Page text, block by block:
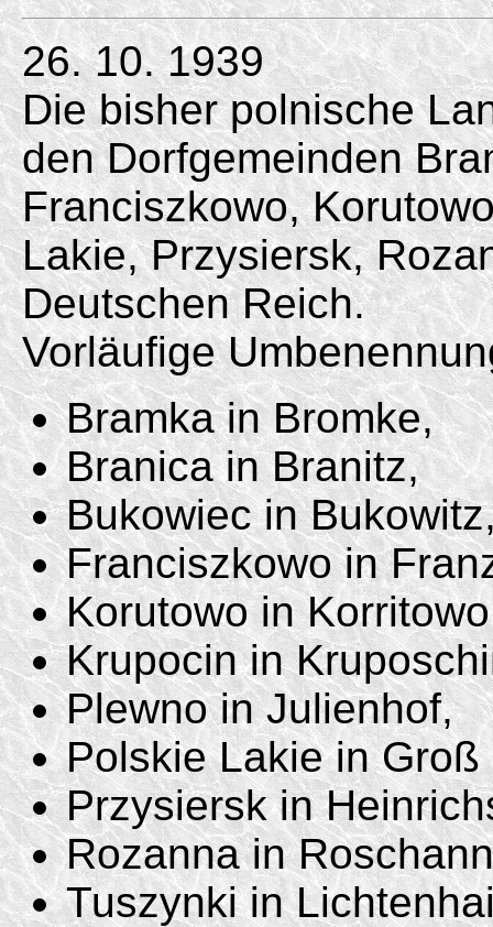
26. 10. 1939
Die bisher polnische
den Dorfgemeinden
Franciszkowo,
Lakie, Przysiersk,
Deutschen Reich.
Vorläufige
Bramka in Bromke,
Branica in Branitz,
Bukowiec in
Franciszkowo in
Korutowo in
Krupocin in
Plewno in Julienhof,
Polskie Lakie in Groß
Przysiersk in
Rozanna in
Tuszynki in